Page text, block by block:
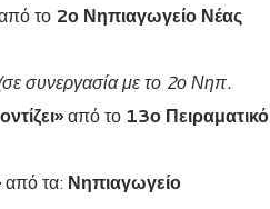
το 2ο Νηπιαγωγείο Νέας
συνεργασία με το 2ο Νηπ.
από το 13ο Πειραματικό
από τα: Νηπιαγωγείο